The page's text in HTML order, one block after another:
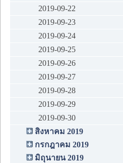
2019-09-22
2019-09-23
2019-09-24
2019-09-25
2019-09-26
2019-09-27
2019-09-28
2019-09-29
2019-09-30
สิงหาคม 2019
กรกฎาคม 2019
มิถุนายน 2019